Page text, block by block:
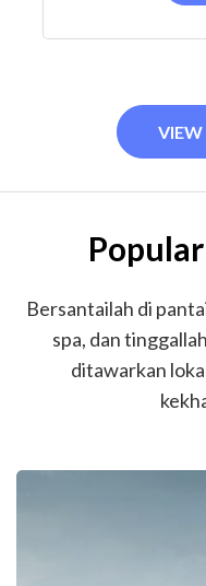
VIEW
Bersantailah di
spa, dan
ditawarkan